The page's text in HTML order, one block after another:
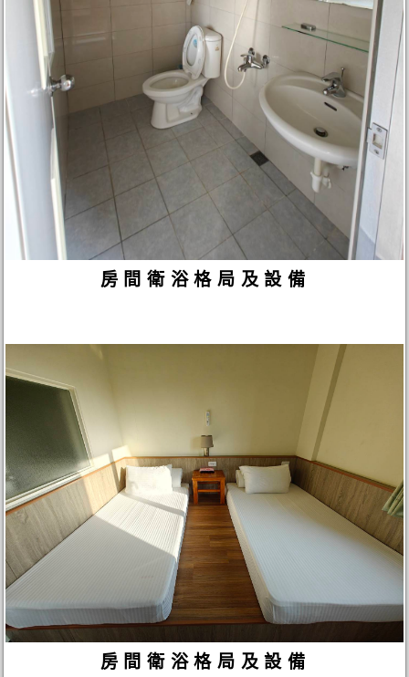
房間衛浴格局及設備
房間衛浴格局及設備